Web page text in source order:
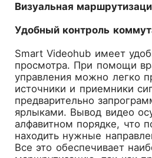
Визуальная
Удобный контроль
Smart Videohub имеет
просмотра. При помощи
управления можно легко
источники и приемники
предварительно
ярлыками. Вывод видео
алфавитном порядке, что
находить нужные
Все это обеспечивает